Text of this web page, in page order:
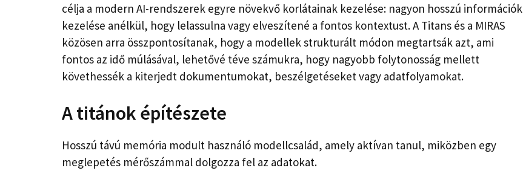
célja a modern AI-rendszerek egyre növekvő korlátainak kezelése: nagyon hosszú információk
kezelése anélkül, hogy lelassulna vagy elveszítené a fontos kontextust. A Titans és a MIRAS
közösen arra összpontosítanak, hogy a modellek strukturált módon megtartsák azt, ami
fontos az idő múlásával, lehetővé téve számukra, hogy nagyobb folytonosság mellett
követhessék a kiterjedt dokumentumokat, beszélgetéseket vagy adatfolyamokat.
A titánok építészete
Hosszú távú memória modult használó modellcsalád, amely aktívan tanul, miközben egy
meglepetés mérőszámmal dolgozza fel az adatokat.